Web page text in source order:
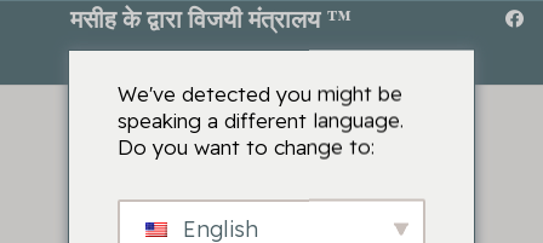
मसीह के द्वारा विजयी मंत्रालय ™
We've detected you might be
speaking a different language.
Do you want to change to:
English